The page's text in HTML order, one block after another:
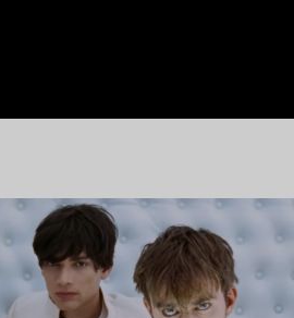
Lire l’article